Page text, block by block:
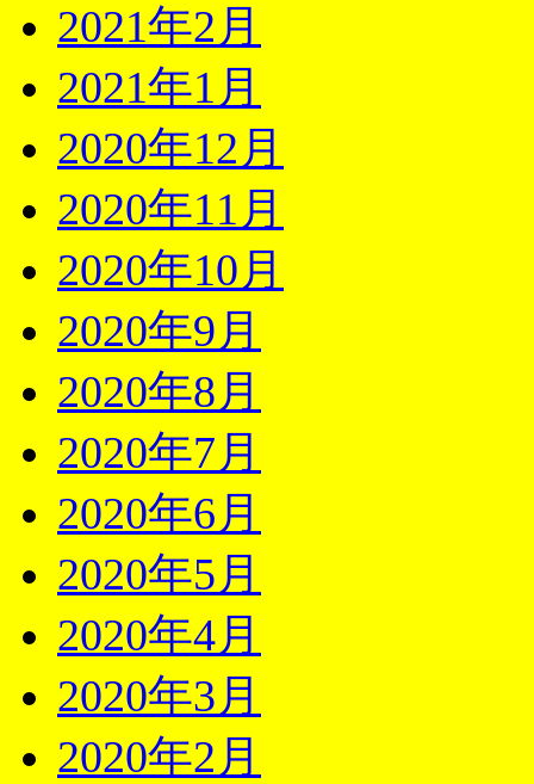
2021年2月
2021年1月
2020年12月
2020年11月
2020年10月
2020年9月
2020年8月
2020年7月
2020年6月
2020年5月
2020年4月
2020年3月
2020年2月